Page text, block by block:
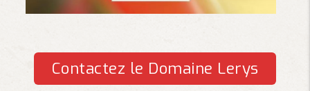
Contactez le Domaine Lerys